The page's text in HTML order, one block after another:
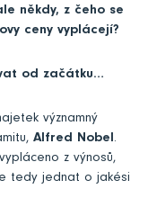
někdy, z čeho se
ceny vyplácejí?
od začátku…
významný
Alfred Nobel.
z výnosů,
tedy jednat o jakési